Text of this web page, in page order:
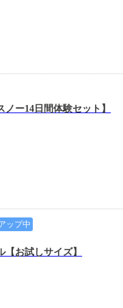
ー14日間体験セット】
ップ中
お試しサイズ】